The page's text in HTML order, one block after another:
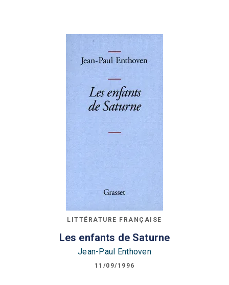
LITTÉRATURE FRANÇAISE
Les enfants de Saturne
Jean-Paul Enthoven
11/09/1996